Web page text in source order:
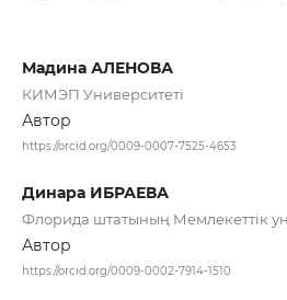
Мадина АЛЕНОВА
КИМЭП Университеті
Автор
https://orcid.org/0009-0007-7525-4653
Динара ИБРАЕВА
Флорида штатының Мемлекеттік
Автор
https://orcid.org/0009-0002-7914-1510